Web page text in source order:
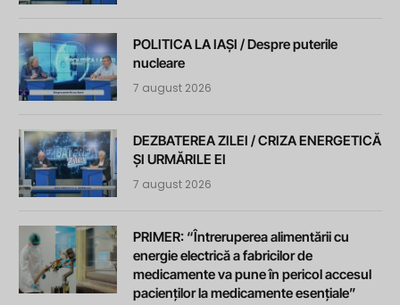
POLITICA LA IAȘI / Despre puterile
nucleare
7 august 2026
DEZBATEREA ZILEI / CRIZA ENERGETICĂ
ȘI URMĂRILE EI
7 august 2026
PRIMER: “Întreruperea alimentării cu
energie electrică a fabricilor de
medicamente va pune în pericol accesul
pacienților la medicamente esențiale”